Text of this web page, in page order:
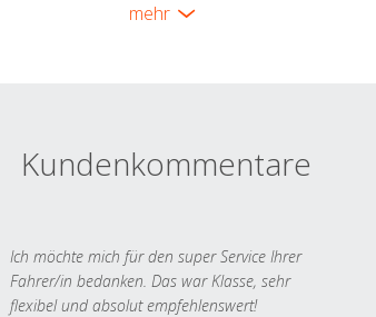
mehr
Kundenkommentare
Ich möchte mich für den super Service Ihrer
Fahrer/in bedanken. Das war Klasse, sehr
flexibel und absolut empfehlenswert!